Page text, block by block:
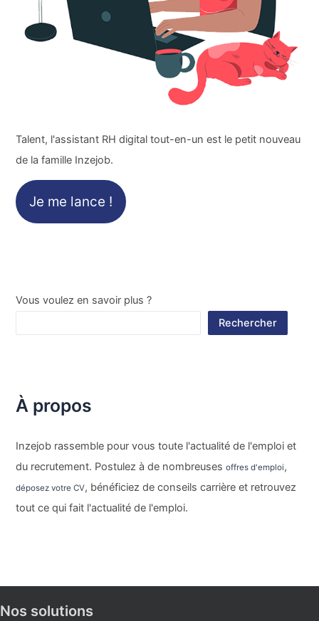
Talent, l'assistant RH digital tout-en-un est le petit nouveau
de la famille Inzejob.
Je me lance !
Vous voulez en savoir plus ?
Rechercher
À propos
Inzejob rassemble pour vous toute l'actualité de l'emploi et
du recrutement. Postulez à de nombreusesoffres d'emploi,
déposez votre CV, bénéficiez de conseils carrière et retrouvez
tout ce qui fait l'actualité de l'emploi.
Nos solutions